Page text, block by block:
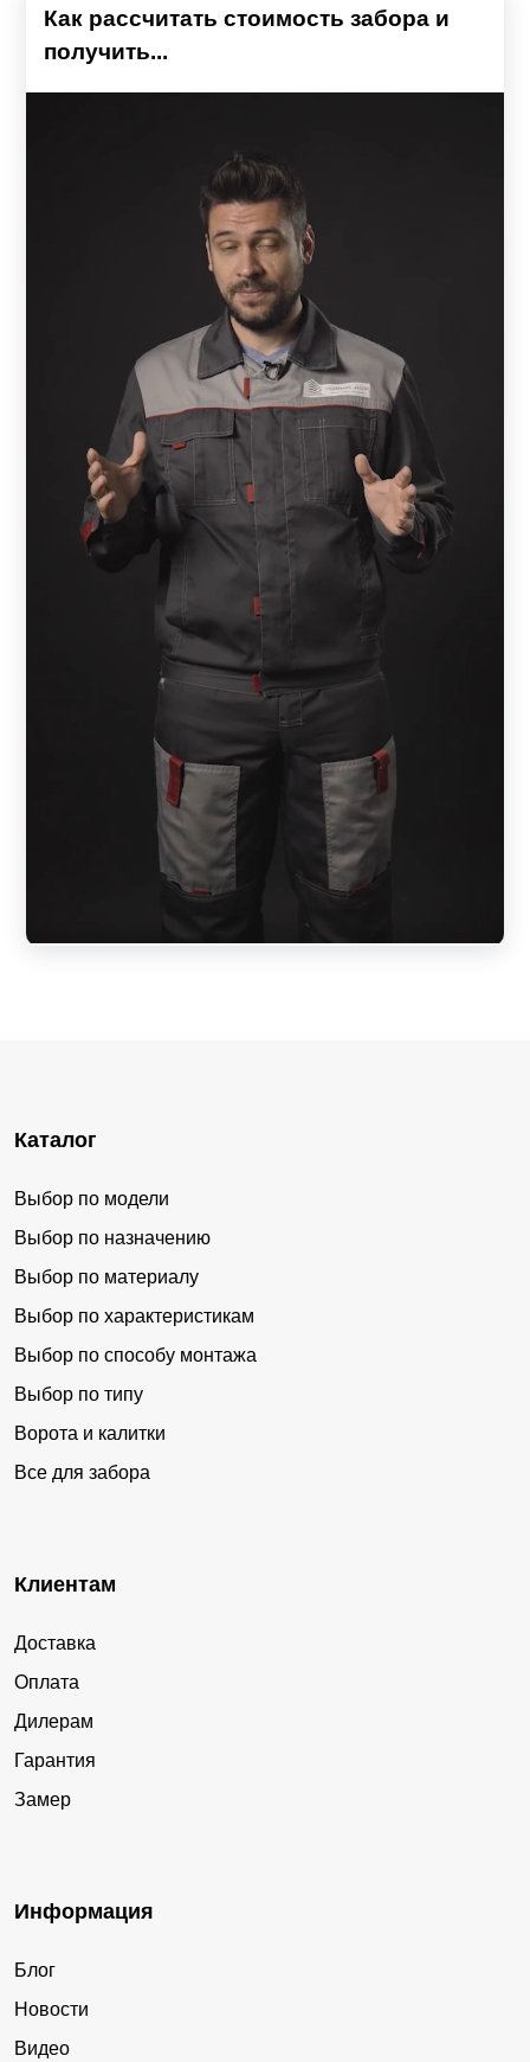
Как рассчитать стоимость забора и
получить...
Каталог
Выбор по модели
Выбор по назначению
Выбор по материалу
Выбор по характеристикам
Выбор по способу монтажа
Выбор по типу
Ворота и калитки
Все для забора
Клиентам
Доставка
Оплата
Дилерам
Гарантия
Замер
Информация
Блог
Новости
Видео